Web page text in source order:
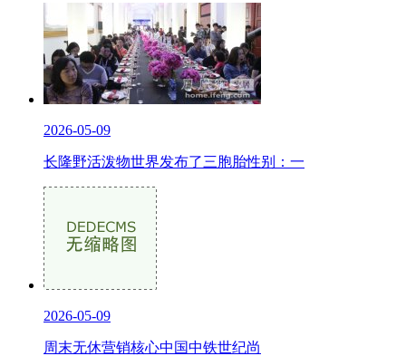
2026-05-09
长隆野活泼物世界发布了三胞胎性别：一
2026-05-09
周末无休营销核心中国中铁世纪尚